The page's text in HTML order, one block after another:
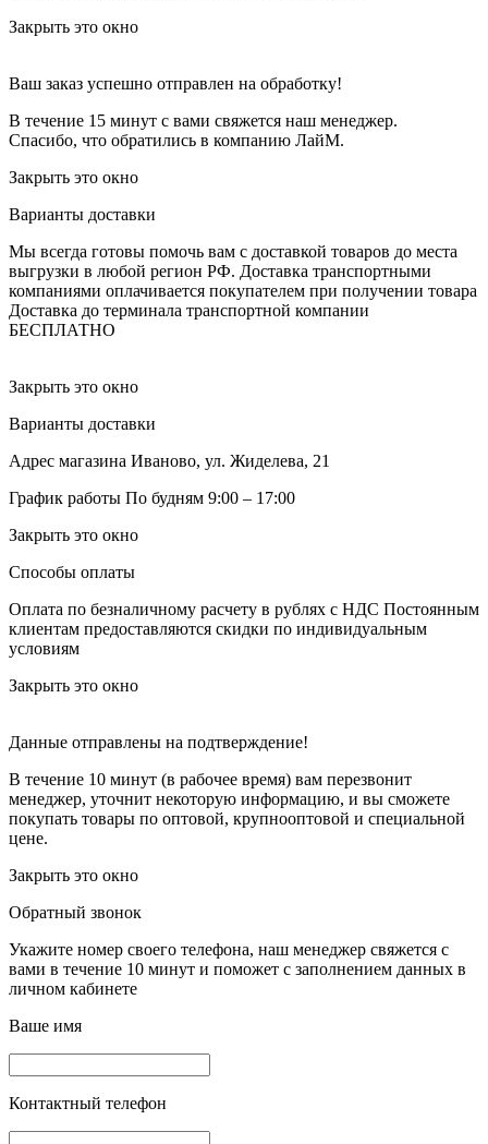
Закрыть это окно
Ваш заказ успешно отправлен на обработку!
В течение 15 минут с вами свяжется наш менеджер.
Спасибо, что обратились в компанию ЛайМ.
Закрыть это окно
Варианты доставки
Мы всегда готовы помочь вам с доставкой товаров до места
выгрузки в любой регион РФ. Доставка транспортными
компаниями оплачивается покупателем при получении товара
Доставка до терминала транспортной компании
БЕСПЛАТНО
Закрыть это окно
Варианты доставки
Адрес магазина Иваново, ул. Жиделева, 21
График работы По будням 9:00 – 17:00
Закрыть это окно
Способы оплаты
Оплата по безналичному расчету в рублях с НДС Постоянным
клиентам предоставляются скидки по индивидуальным
условиям
Закрыть это окно
Данные отправлены на подтверждение!
В течение 10 минут (в рабочее время) вам перезвонит
менеджер, уточнит некоторую информацию, и вы сможете
покупать товары по оптовой, крупнооптовой и специальной
цене.
Закрыть это окно
Обратный звонок
Укажите номер своего телефона, наш менеджер свяжется с
вами в течение 10 минут и поможет с заполнением данных в
личном кабинете
Ваше имя
Контактный телефон